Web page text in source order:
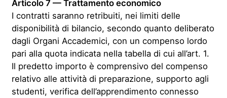
Articolo 7 — Trattamento economico
I contratti saranno retribuiti, nei limiti delle
disponibilità di bilancio, secondo quanto deliberato
dagli Organi Accademici, con un compenso lordo
pari alla quota indicata nella tabella di cui all’art. 1.
Il predetto importo è comprensivo del compenso
relativo alle attività di preparazione, supporto agli
studenti, verifica dell’apprendimento connesso